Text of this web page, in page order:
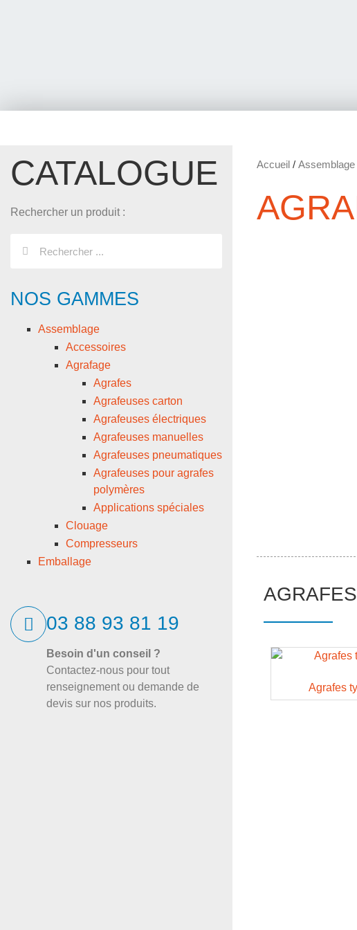
CATALOGUE
Rechercher un produit :
NOS GAMMES
Assemblage
Accessoires
Agrafage
Agrafes
Agrafeuses carton
Agrafeuses électriques
Agrafeuses manuelles
Agrafeuses pneumatiques
Agrafeuses pour agrafes
polymères
Applications spéciales
Clouage
Compresseurs
Emballage
03 88 93 81 19
Besoin d'un conseil ?
Contactez-nous pour tout
renseignement ou demande de
devis sur nos produits.
Accueil / Assemblage
Agrafes